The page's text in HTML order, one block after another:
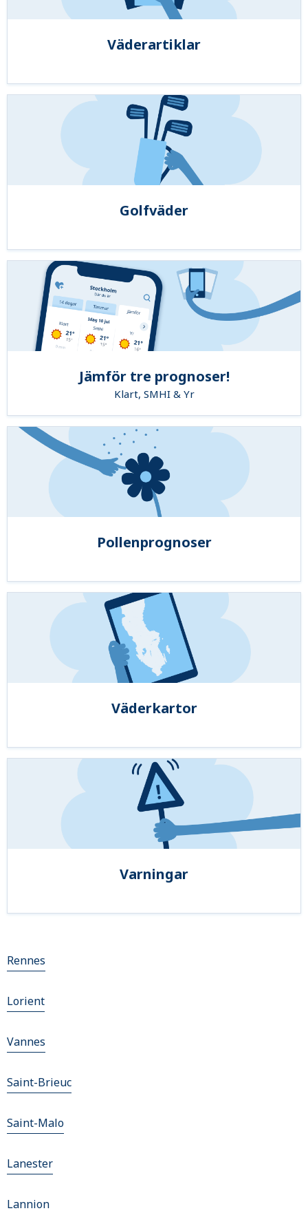
Väderartiklar
Golfväder
Jämför tre prognoser!
Klart, SMHI & Yr
Pollenprognoser
Väderkartor
Varningar
Rennes
Lorient
Vannes
Saint-Brieuc
Saint-Malo
Lanester
Lannion